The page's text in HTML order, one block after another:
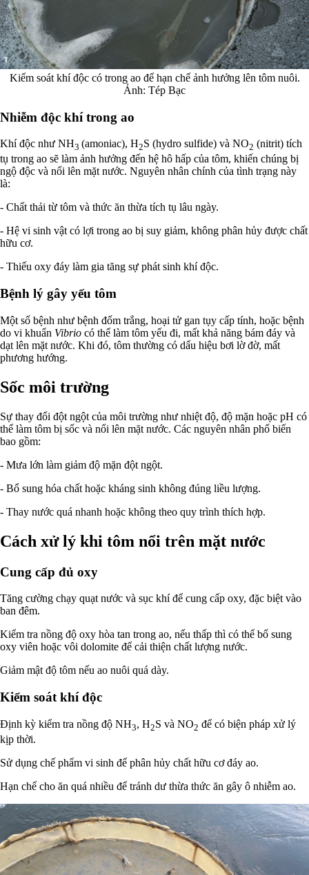
Kiểm soát khí độc có trong ao để hạn chế ảnh hưởng lên tôm nuôi.
Ảnh: Tép Bạc
Nhiễm độc khí trong ao
Khí độc như NH3 (amoniac), H2S (hydro sulfide) và NO2 (nitrit) tích
tụ trong ao sẽ làm ảnh hưởng đến hệ hô hấp của tôm, khiến chúng bị
ngộ độc và nổi lên mặt nước. Nguyên nhân chính của tình trạng này
là:
- Chất thải từ tôm và thức ăn thừa tích tụ lâu ngày.
- Hệ vi sinh vật có lợi trong ao bị suy giảm, không phân hủy được chất
hữu cơ.
- Thiếu oxy đáy làm gia tăng sự phát sinh khí độc.
Bệnh lý gây yếu tôm
Một số bệnh như bệnh đốm trắng, hoại tử gan tụy cấp tính, hoặc bệnh
do vi khuẩn Vibrio có thể làm tôm yếu đi, mất khả năng bám đáy và
dạt lên mặt nước. Khi đó, tôm thường có dấu hiệu bơi lờ đờ, mất
phương hướng.
Sốc môi trường
Sự thay đổi đột ngột của môi trường như nhiệt độ, độ mặn hoặc pH có
thể làm tôm bị sốc và nổi lên mặt nước. Các nguyên nhân phổ biến
bao gồm:
- Mưa lớn làm giảm độ mặn đột ngột.
- Bổ sung hóa chất hoặc kháng sinh không đúng liều lượng.
- Thay nước quá nhanh hoặc không theo quy trình thích hợp.
Cách xử lý khi tôm nổi trên mặt nước
Cung cấp đủ oxy
Tăng cường chạy quạt nước và sục khí để cung cấp oxy, đặc biệt vào
ban đêm.
Kiểm tra nồng độ oxy hòa tan trong ao, nếu thấp thì có thể bổ sung
oxy viên hoặc vôi dolomite để cải thiện chất lượng nước.
Giảm mật độ tôm nếu ao nuôi quá dày.
Kiểm soát khí độc
Định kỳ kiểm tra nồng độ NH3, H2S và NO2 để có biện pháp xử lý
kịp thời.
Sử dụng chế phẩm vi sinh để phân hủy chất hữu cơ đáy ao.
Hạn chế cho ăn quá nhiều để tránh dư thừa thức ăn gây ô nhiễm ao.